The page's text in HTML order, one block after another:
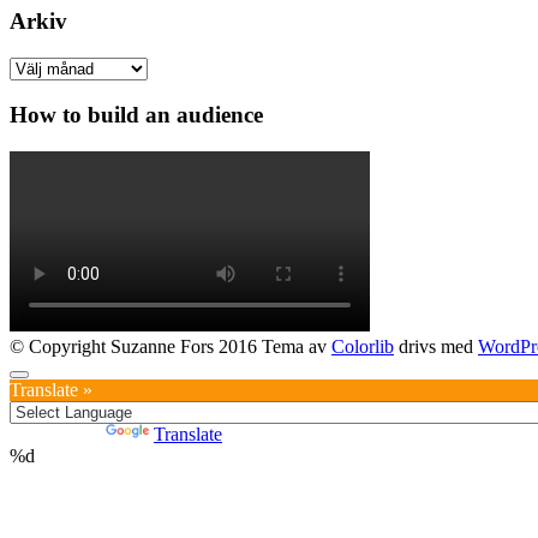
Arkiv
Arkiv
How to build an audience
© Copyright Suzanne Fors 2016 Tema av Colorlib drivs med
Translate »
Translate
%d